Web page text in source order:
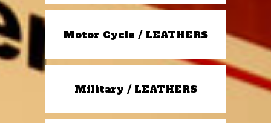
Motor Cycle / LEATHERS
Military / LEATHERS